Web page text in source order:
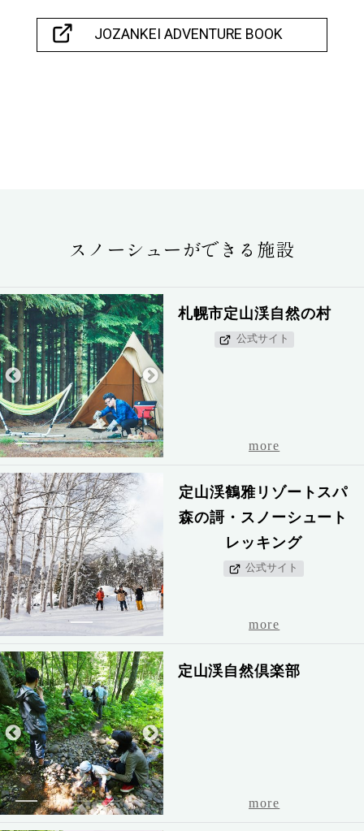
JOZANKEI ADVENTURE BOOK
スノーシューができる施設
1 2 3 4 5
札幌市定山渓自然の村
公式サイト
more
1
定山渓鶴雅リゾートスパ
森の謌・スノーシュート
レッキング
公式サイト
more
1 2 3 4 5
定山渓自然倶楽部
more